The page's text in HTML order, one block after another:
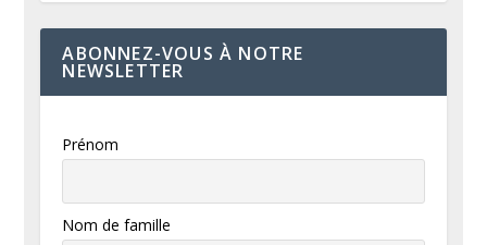
ABONNEZ-VOUS À NOTRE
NEWSLETTER
Prénom
Nom de famille